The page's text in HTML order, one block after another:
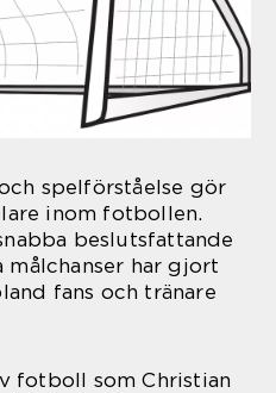
spelförståelse gör
inom fotbollen.
beslutsfattande
har gjort
fans och tränare
fotboll som Christian